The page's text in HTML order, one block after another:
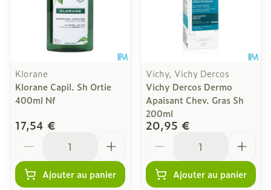
Klorane
Klorane Capil. Sh Ortie
400ml Nf
17,54 €
Ajouter au panier
Vichy, Vichy Dercos
Vichy Dercos Dermo
Apaisant Chev. Gras Sh
200ml
20,95 €
Ajouter au panier